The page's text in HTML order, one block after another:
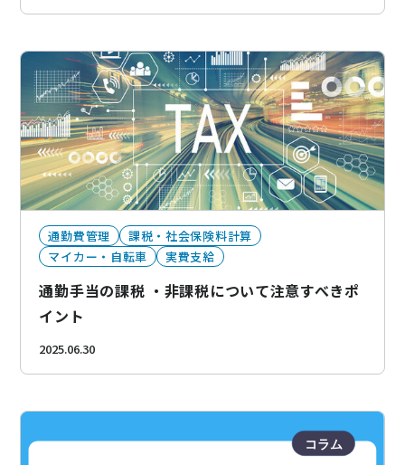
通勤費管理
課税・社会保険料計算
マイカー・自転車
実費支給
通勤手当の課税 ・非課税について注意すべきポ
イント
2025.06.30